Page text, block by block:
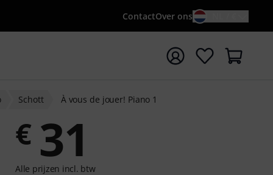
ContactOver ons
zoekterm {searchTerm}
Schott À vous de jouer! Piano 1
€ 31
Alle prijzen incl. btw